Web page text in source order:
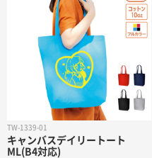
トートバッグを作成出来ます。
TW-1339-01
キャンバスデイリートート
ML(B4対応)